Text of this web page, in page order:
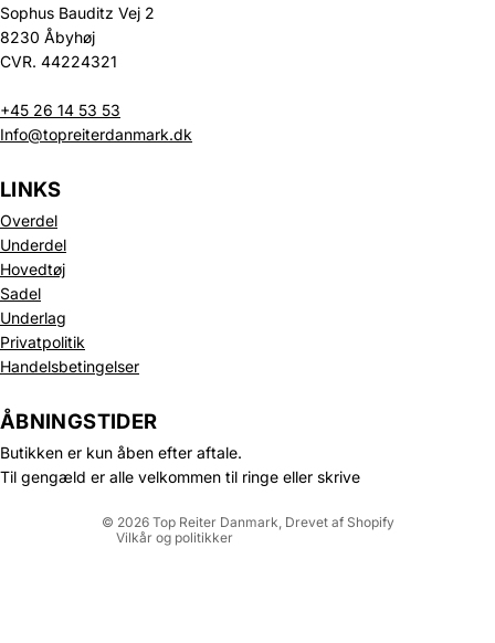
Sophus Bauditz Vej 2
8230 Åbyhøj
CVR. 44224321
+45 26 14 53 53
Info@topreiterdanmark.dk
LINKS
Overdel
Underdel
Hovedtøj
Sadel
Underlag
Privatpolitik
Handelsbetingelser
ÅBNINGSTIDER
Butikken er kun åben efter aftale.
Til gengæld er alle velkommen til ringe eller skrive
© 2026 Top Reiter Danmark, Drevet af Shopify
Vilkår og politikker
Politik om beskyttelse af persondata
Refusionspolitik
Leveringspolitik
Servicevilkår